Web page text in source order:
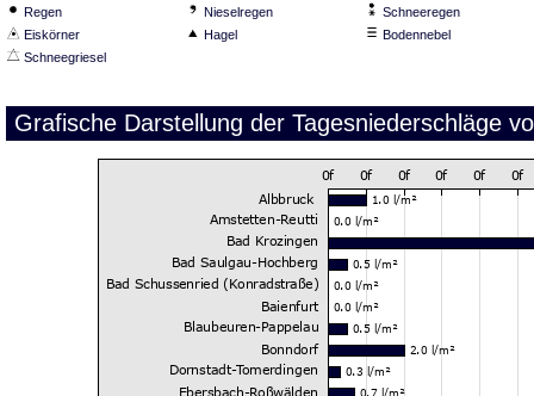
Regen Nieselregen
Schneeregen
Eiskörner
Hagel
Bodennebel
Schneegriesel
Grafische Darstellung der Tagesniederschläge